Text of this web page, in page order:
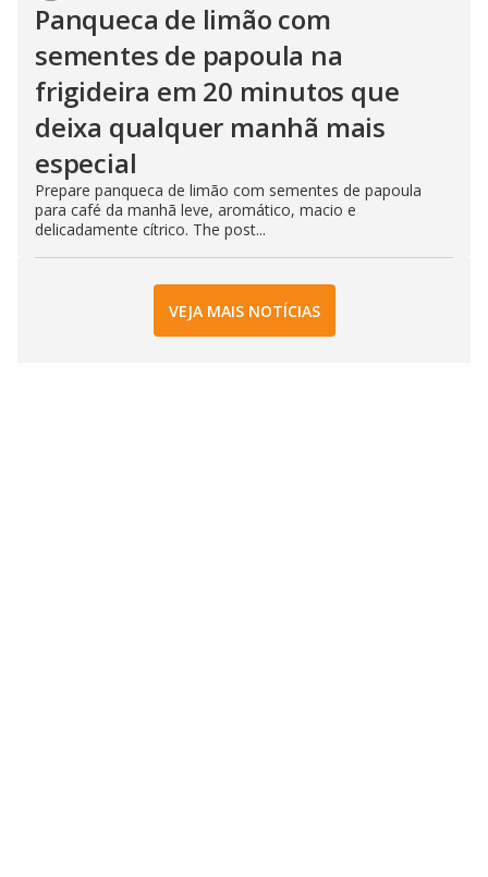
Panqueca de limão com
sementes de papoula na
frigideira em 20 minutos que
deixa qualquer manhã mais
especial
Prepare panqueca de limão com sementes de papoula
para café da manhã leve, aromático, macio e
delicadamente cítrico. The post...
VEJA MAIS NOTÍCIAS